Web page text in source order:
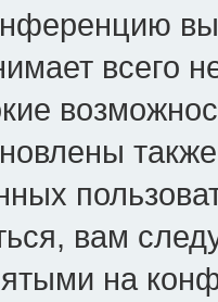
всего
вам
на